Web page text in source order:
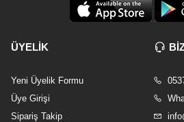
ÜYELİK
Yeni Üyelik Formu
Üye Girişi
Sipariş Takip